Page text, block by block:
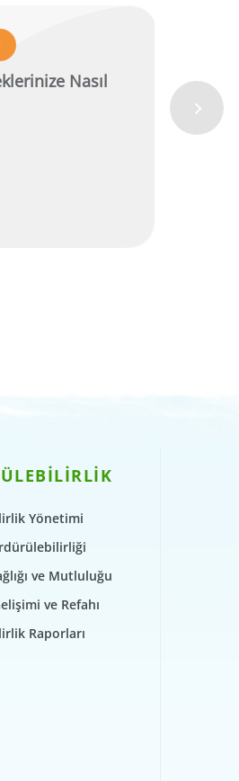
Nasıl
Yönetimi
ve Mutluluğu
ve Refahı
Raporları